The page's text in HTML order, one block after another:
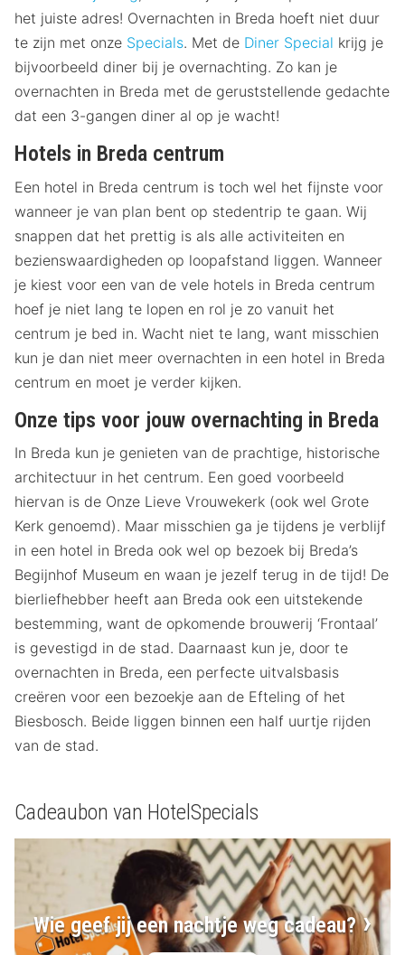
het juiste adres! Overnachten in Breda hoeft niet duur
te zijn met onze Specials. Met de Diner Special krijg je
bijvoorbeeld diner bij je overnachting. Zo kan je
overnachten in Breda met de geruststellende gedachte
dat een 3-gangen diner al op je wacht!
Hotels in Breda centrum
Een hotel in Breda centrum is toch wel het fijnste voor
wanneer je van plan bent op stedentrip te gaan. Wij
snappen dat het prettig is als alle activiteiten en
bezienswaardigheden op loopafstand liggen. Wanneer
je kiest voor een van de vele hotels in Breda centrum
hoef je niet lang te lopen en rol je zo vanuit het
centrum je bed in. Wacht niet te lang, want misschien
kun je dan niet meer overnachten in een hotel in Breda
centrum en moet je verder kijken.
Onze tips voor jouw overnachting in Breda
In Breda kun je genieten van de prachtige, historische
architectuur in het centrum. Een goed voorbeeld
hiervan is de Onze Lieve Vrouwekerk (ook wel Grote
Kerk genoemd). Maar misschien ga je tijdens je verblijf
in een hotel in Breda ook wel op bezoek bij Breda’s
Begijnhof Museum en waan je jezelf terug in de tijd! De
bierliefhebber heeft aan Breda ook een uitstekende
bestemming, want de opkomende brouwerij ‘Frontaal’
is gevestigd in de stad. Daarnaast kun je, door te
overnachten in Breda, een perfecte uitvalsbasis
creëren voor een bezoekje aan de Efteling of het
Biesbosch. Beide liggen binnen een half uurtje rijden
van de stad.
Cadeaubon van HotelSpecials
Wie geef jij een nachtje weg cadeau?